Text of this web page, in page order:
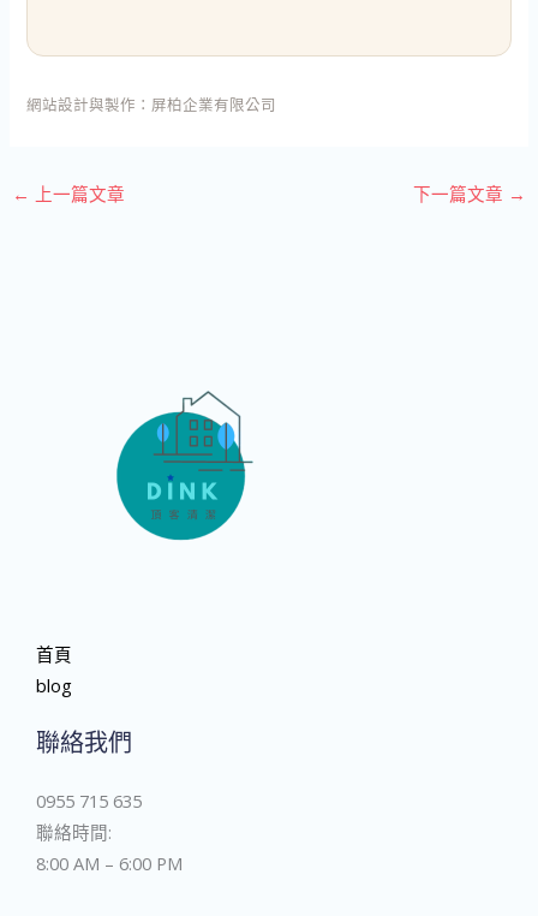
網站設計與製作： 屏柏企業有限公司
← 上一篇文章 下一篇文章 →
首頁
blog
聯絡我們
0955 715 635
聯絡時間:
8:00 AM – 6:00 PM